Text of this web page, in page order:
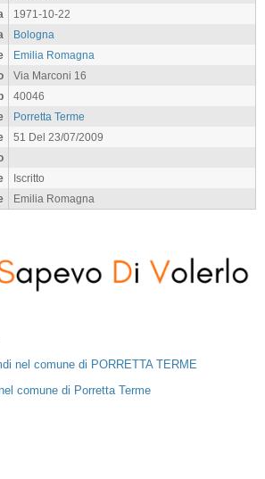
1971-10-22
Bologna
Emilia Romagna
Via Marconi 16
40046
Porretta Terme
51 Del 23/07/2009
Iscritto
Emilia Romagna
nel comune di PORRETTA TERME
comune di Porretta Terme